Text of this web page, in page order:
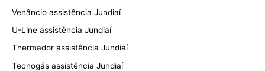
Venâncio assistência Jundiaí
U-Line assistência Jundiaí
Thermador assistência Jundiaí
Tecnogás assistência Jundiaí